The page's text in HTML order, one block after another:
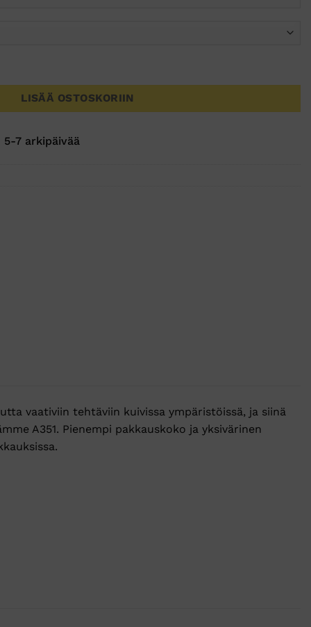
LISÄÄ OSTOSKORIIN
7 arkipäivää
vaativiin tehtäviin kuivissa ympäristöissä, ja siinä
A351. Pienempi pakkauskoko ja yksivärinen